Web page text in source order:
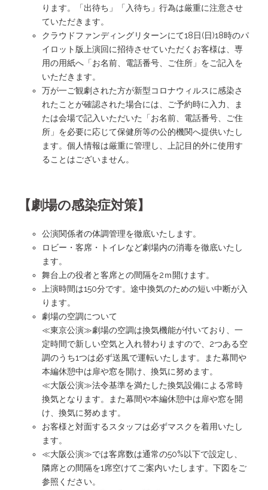
ります。「出待ち」「入待ち」行為は厳重に注意させ
ていただきます。
クラウドファンディングリターンにて18日(日)18時のパ
イロット版上演回に招待させていただくお客様は、専
用の用紙へ「お名前、電話番号、ご住所」をご記入を
いただきます。
万が一ご観劇された方が新型コロナウィルスに感染さ
れたことが確認された場合には、ご予約時に入力、ま
たは会場で記入いただいた「お名前、電話番号、ご住
所」を必要に応じて保健所等の公的機関へ提供いたし
ます。個人情報は厳重に管理し、上記目的外に使用す
ることはございません。
【劇場の感染症対策】
公演関係者の体調管理を徹底いたします。
ロビー・客席・トイレなど劇場内の消毒を徹底いたし
ます。
舞台上の役者と客席との間隔を2ｍ開けます。
上演時間は150分です。途中換気のための短い中断が入
ります。
劇場の空調について
≪東京公演≫劇場の空調は換気機能が付いており、一
定時間で新しい空気と入れ替わりますので、2つある空
調のうち1つは必ず送風で運転いたします。また幕間や
本編休憩中は扉や窓を開け、換気に努めます。
≪大阪公演≫法令基準を満たした換気設備による常時
換気となります。また幕間や本編休憩中は扉や窓を開
け、換気に努めます。
お客様と対面するスタッフは必ずマスクを着用いたし
ます。
≪大阪公演≫では客席数は通常の50%以下で設定し、
隣席との間隔を1席空けてご案内いたします。下図をご
参照ください。